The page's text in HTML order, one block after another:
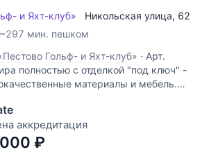
и Яхт-клуб» Никольская улица, 62
~297 мин. пешком
Гольф- и Яхт-клуб» · Арт.
полностью с отделкой "под ключ" -
материалы и мебель.
в комплексе. Гольф и Яхт клуб
новый для России загородный
в себе традиции
аккредитация
₽